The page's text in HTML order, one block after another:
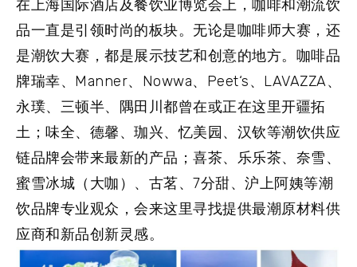
在上海国际酒店及餐饮业博览会上，咖啡和潮流饮
品一直是引领时尚的板块。无论是咖啡师大赛，还
是潮饮大赛，都是展示技艺和创意的地方。咖啡品
牌瑞幸、Manner、Nowwa、Peet‘s、LAVAZZA、
永璞、三顿半、隅田川都曾在或正在这里开疆拓
土；味全、德馨、珈兴、忆美园、汉钦等潮饮供应
链品牌会带来最新的产品；喜茶、乐乐茶、奈雪、
蜜雪冰城（大咖）、古茗、7分甜、沪上阿姨等潮
饮品牌专业观众，会来这里寻找提供最潮原材料供
应商和新品创新灵感。